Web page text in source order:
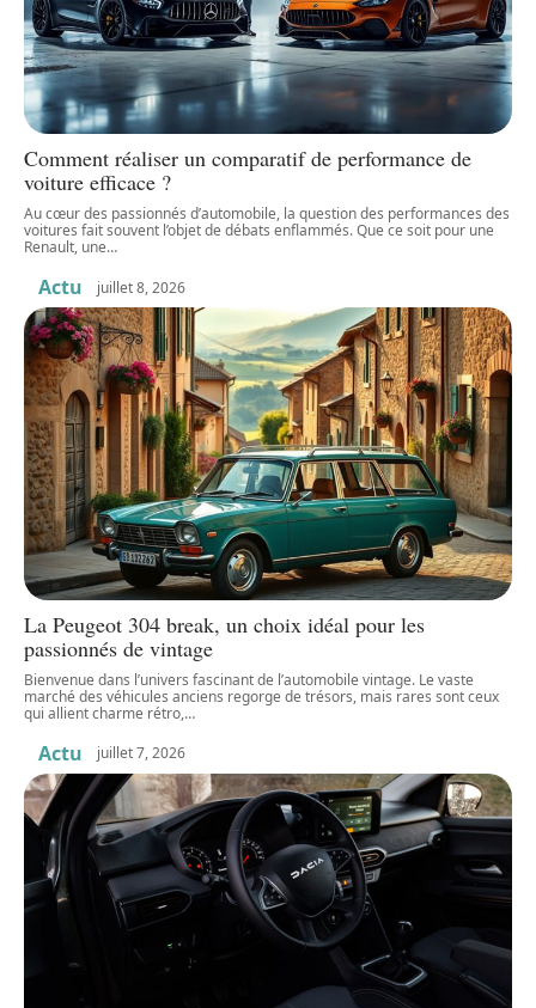
Comment réaliser un comparatif de performance de
voiture efficace ?
Au cœur des passionnés d’automobile, la question des performances des
voitures fait souvent l’objet de débats enflammés. Que ce soit pour une
Renault, une…
Actu juillet 8, 2026
La Peugeot 304 break, un choix idéal pour les
passionnés de vintage
Bienvenue dans l’univers fascinant de l’automobile vintage. Le vaste
marché des véhicules anciens regorge de trésors, mais rares sont ceux
qui allient charme rétro,…
Actu juillet 7, 2026